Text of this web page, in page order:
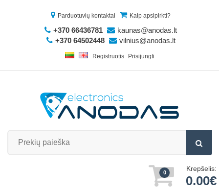
Parduotuvių kontaktai Kaip apsipirkti?
+370 66436781
kaunas@anodas.lt
+370 64502448
vilnius@anodas.lt
Registruotis Prisijungti
0 Krepšelis:
0.00€